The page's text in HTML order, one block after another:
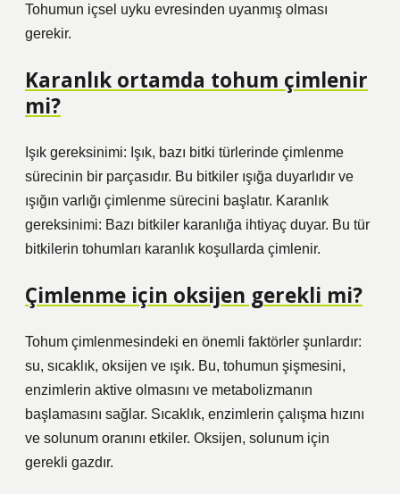
Tohumun içsel uyku evresinden uyanmış olması
gerekir.
Karanlık ortamda tohum çimlenir
mi?
Işık gereksinimi: Işık, bazı bitki türlerinde çimlenme
sürecinin bir parçasıdır. Bu bitkiler ışığa duyarlıdır ve
ışığın varlığı çimlenme sürecini başlatır. Karanlık
gereksinimi: Bazı bitkiler karanlığa ihtiyaç duyar. Bu tür
bitkilerin tohumları karanlık koşullarda çimlenir.
Çimlenme için oksijen gerekli mi?
Tohum çimlenmesindeki en önemli faktörler şunlardır:
su, sıcaklık, oksijen ve ışık. Bu, tohumun şişmesini,
enzimlerin aktive olmasını ve metabolizmanın
başlamasını sağlar. Sıcaklık, enzimlerin çalışma hızını
ve solunum oranını etkiler. Oksijen, solunum için
gerekli gazdır.